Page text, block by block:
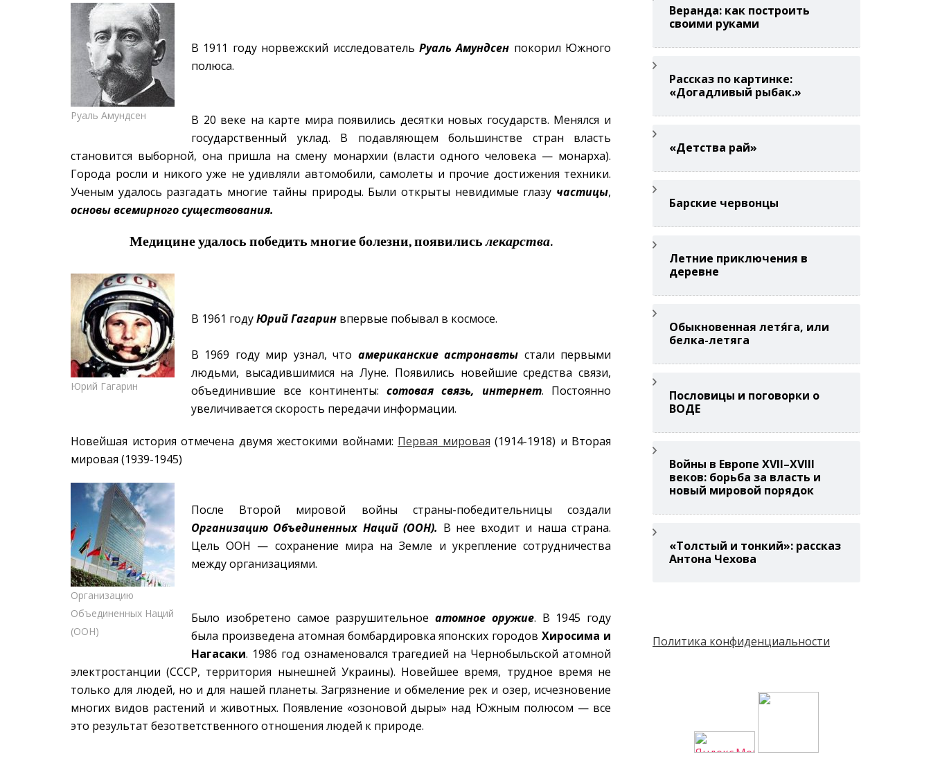
Руаль Амундсен
В 1911 году норвежский исследователь Руаль Амундсен покорил Южного
полюса.
В 20 веке на карте мира появились десятки новых государств. Менялся и
государственный уклад. В подавляющем большинстве стран власть
становится выборной, она пришла на смену монархии (власти одного человека — монарха).
Города росли и никого уже не удивляли автомобили, самолеты и прочие достижения техники.
Ученым удалось разгадать многие тайны природы. Были открыты невидимые глазу частицы,
основы всемирного существования.
Медицине удалось победить многие болезни, появилисьлекарства.
Юрий Гагарин
В 1961 годуЮрий Гагарин впервые побывал в космосе.
В 1969 году мир узнал, что американские астронавты стали первыми
людьми, высадившимися на Луне. Появились новейшие средства связи,
объединившие все континенты: сотовая связь, интернет. Постоянно
увеличивается скорость передачи информации.
Новейшая история отмечена двумя жестокими войнами: Первая мировая (1914-1918) и Вторая
мировая (1939-1945)
Организацию
Объединенных Наций
(ООН)
После Второй мировой войны страны-победительницы создали
Организацию Объединенных Наций (ООН). В нее входит и наша страна.
Цель ООН — сохранение мира на Земле и укрепление сотрудничества
между организациями.
Было изобретено самое разрушительное атомное оружие. В 1945 году
была произведена атомная бомбардировка японских городовХиросима и
Нагасаки. 1986 год ознаменовался трагедией на Чернобыльской атомной
электростанции (СССР, территория нынешней Украины). Новейшее время, трудное время не
только для людей, но и для нашей планеты. Загрязнение и обмеление рек и озер, исчезновение
многих видов растений и животных. Появление «озоновой дыры» над Южным полюсом — все
это результат безответственного отношения людей к природе.
Веранда: как построить
своими руками
Рассказ по картинке:
«Догадливый рыбак.»
«Детства рай»
Барские червонцы
Летние приключения в
деревне
Обыкновенная летя́га, или
белка-летяга
Пословицы и поговорки о
ВОДЕ
Войны в Европе XVII–XVIII
веков: борьба за власть и
новый мировой порядок
«Толстый и тонкий»: рассказ
Антона Чехова
Политика конфиденциальности